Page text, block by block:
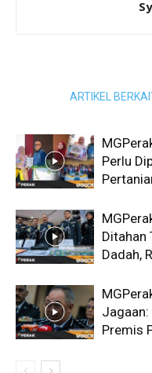
ARTIKEL
Perlu
Ditahan
Dadah,
Jagaan:
Premis